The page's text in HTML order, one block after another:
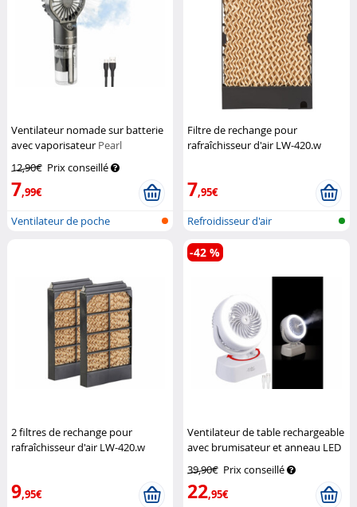
Ventilateur nomade sur batterie
avec vaporisateur Pearl
12,90€ Prix conseillé
7,99€
Ventilateur de poche
Filtre de rechange pour
rafraîchisseur d'air LW-420.w
7,95€
Refroidisseur d'air
2 filtres de rechange pour
rafraîchisseur d'air LW-420.w
9,95€
Ventilateur de table rechargeable
avec brumisateur et anneau LED
Sichler Haushaltsgeräte
39,90€ Prix conseillé
22,95€
-42 %